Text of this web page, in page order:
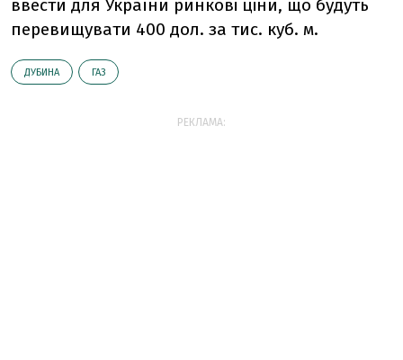
ввести для України ринкові ціни, що будуть
перевищувати 400 дол. за тис. куб. м.
ДУБИНА ГАЗ
РЕКЛАМА: